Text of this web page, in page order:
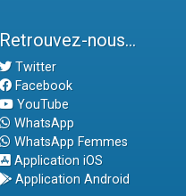
Retrouvez-nous...
Twitter
Facebook
YouTube
WhatsApp
WhatsApp Femmes
Application iOS
Application Android